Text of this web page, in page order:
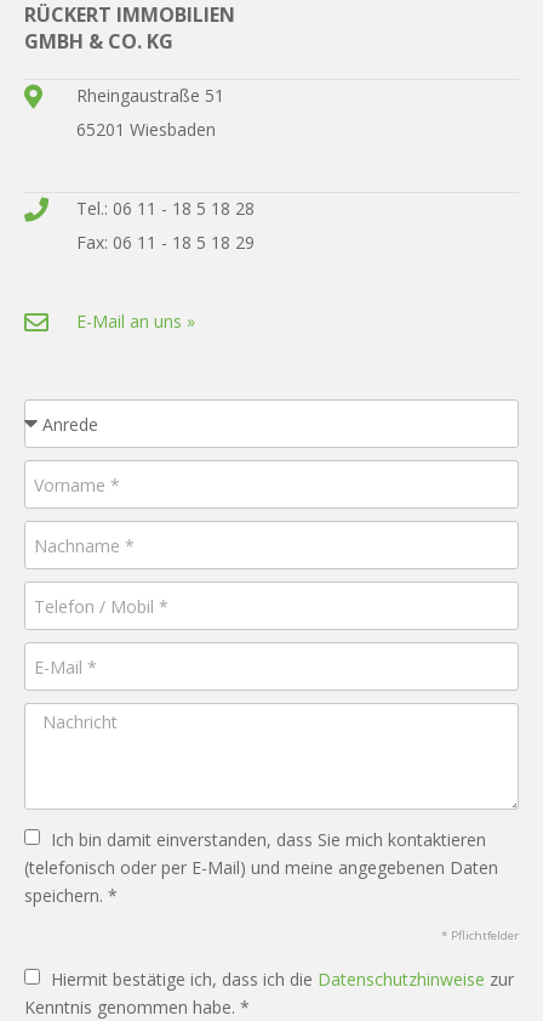
RÜCKERT IMMOBILIEN
GMBH & CO. KG
Rheingaustraße 51
65201 Wiesbaden
Tel.: 06 11 - 18 5 18 28
Fax: 06 11 - 18 5 18 29
E-Mail an uns »
Ich bin damit einverstanden, dass Sie mich kontaktieren
(telefonisch oder per E-Mail) und meine angegebenen Daten
speichern. *
* Pflichtfelder
Hiermit bestätige ich, dass ich die Datenschutzhinweise zur
Kenntnis genommen habe. *